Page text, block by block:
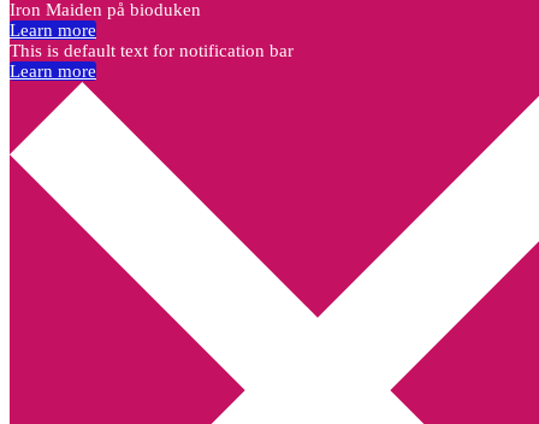
Iron Maiden på bioduken
Learn more
This is default text for notification bar
Learn more